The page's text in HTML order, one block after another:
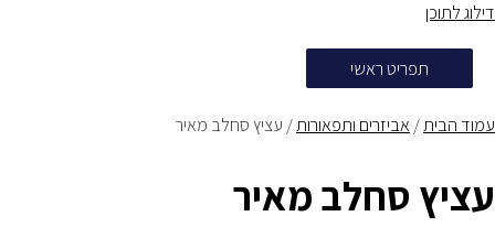
דילוג לתוכן
תפריט ראשי
עמוד הבית/ אביזרים ותפאורות/ עציץ סחלב מאיר
עציץ סחלב מאיר